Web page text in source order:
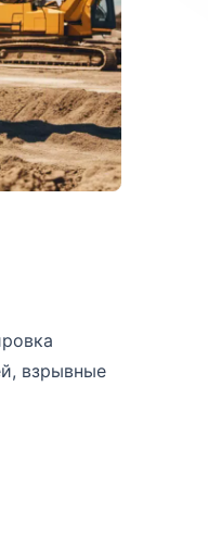
взрывные